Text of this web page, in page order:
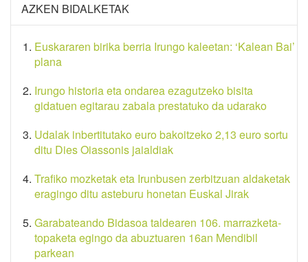
AZKEN BIDALKETAK
Euskararen birika berria Irungo kaleetan: ‘Kalean Bai’
plana
Irungo historia eta ondarea ezagutzeko bisita
gidatuen egitarau zabala prestatuko da udarako
Udalak inbertitutako euro bakoitzeko 2,13 euro sortu
ditu Dies Oiassonis jaialdiak
Trafiko mozketak eta Irunbusen zerbitzuan aldaketak
eragingo ditu asteburu honetan Euskal Jirak
Garabateando Bidasoa taldearen 106. marrazketa-
topaketa egingo da abuztuaren 16an Mendibil
parkean